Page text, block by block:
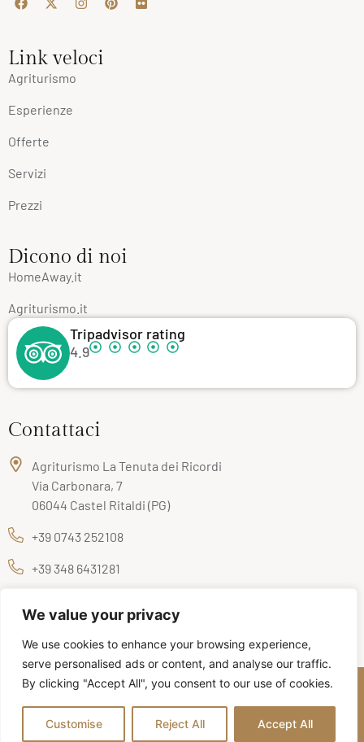
We value your privacy
We use cookies to enhance your browsing experience,
serve personalised ads or content, and analyse our traffic.
By clicking "Accept All", you consent to our use of cookies.
Customise Reject All Accept All
Link veloci
Agriturismo
Esperienze
Offerte
Servizi
Prezzi
Dicono di noi
HomeAway.it
Agriturismo.it
Tripadvisor rating
4.9
Contattaci
Agriturismo La Tenuta dei Ricordi
Via Carbonara, 7
06044 Castel Ritaldi (PG)
+39 0743 252108
+39 348 6431281
2025 © Az. Agr. La Tenuta dei Ricordi SS – P.IVA 02598610547 –
codice CIN IT054008B501010886
Privacy PolicyCookie Policy